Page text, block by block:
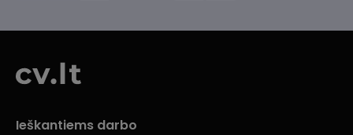
Ieškantiems darbo